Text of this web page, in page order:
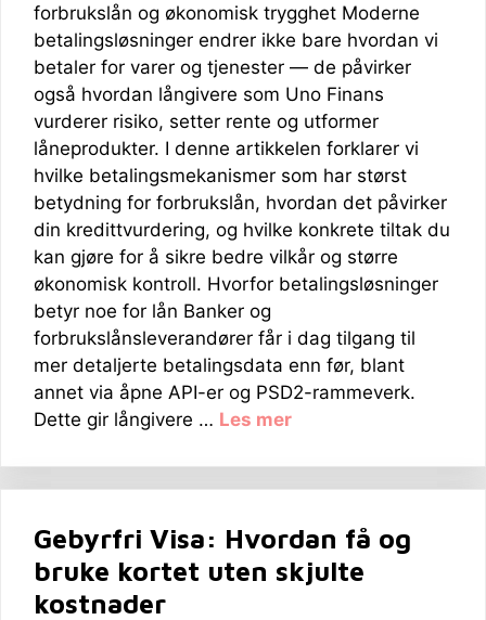
forbrukslån og økonomisk trygghet Moderne
betalingsløsninger endrer ikke bare hvordan vi
betaler for varer og tjenester — de påvirker
også hvordan långivere som Uno Finans
vurderer risiko, setter rente og utformer
låneprodukter. I denne artikkelen forklarer vi
hvilke betalingsmekanismer som har størst
betydning for forbrukslån, hvordan det påvirker
din kredittvurdering, og hvilke konkrete tiltak du
kan gjøre for å sikre bedre vilkår og større
økonomisk kontroll. Hvorfor betalingsløsninger
betyr noe for lån Banker og
forbrukslånsleverandører får i dag tilgang til
mer detaljerte betalingsdata enn før, blant
annet via åpne API-er og PSD2-rammeverk.
Dette gir långivere … Les mer
Gebyrfri Visa: Hvordan få og
bruke kortet uten skjulte
kostnader